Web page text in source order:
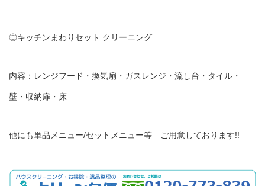
◎キッチンまわりセット クリーニング
内容：レンジフード・換気扇・ガスレンジ・流し台・タイル・
壁・収納扉・床
他にも単品メニュー/セットメニュー等 ご用意しております!!